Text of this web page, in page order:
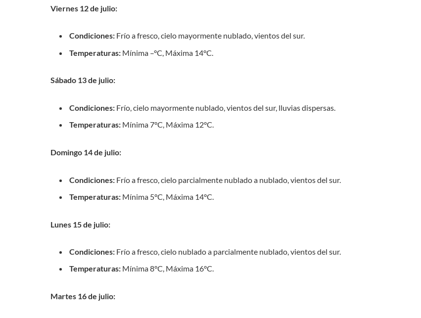
Viernes 12 de julio:
Condiciones: Frío a fresco, cielo mayormente nublado, vientos del sur.
Temperaturas: Mínima –°C, Máxima 14°C.
Sábado 13 de julio:
Condiciones: Frío, cielo mayormente nublado, vientos del sur, lluvias dispersas.
Temperaturas: Mínima 7°C, Máxima 12°C.
Domingo 14 de julio:
Condiciones: Frío a fresco, cielo parcialmente nublado a nublado, vientos del sur.
Temperaturas: Mínima 5°C, Máxima 14°C.
Lunes 15 de julio:
Condiciones: Frío a fresco, cielo nublado a parcialmente nublado, vientos del sur.
Temperaturas: Mínima 8°C, Máxima 16°C.
Martes 16 de julio: